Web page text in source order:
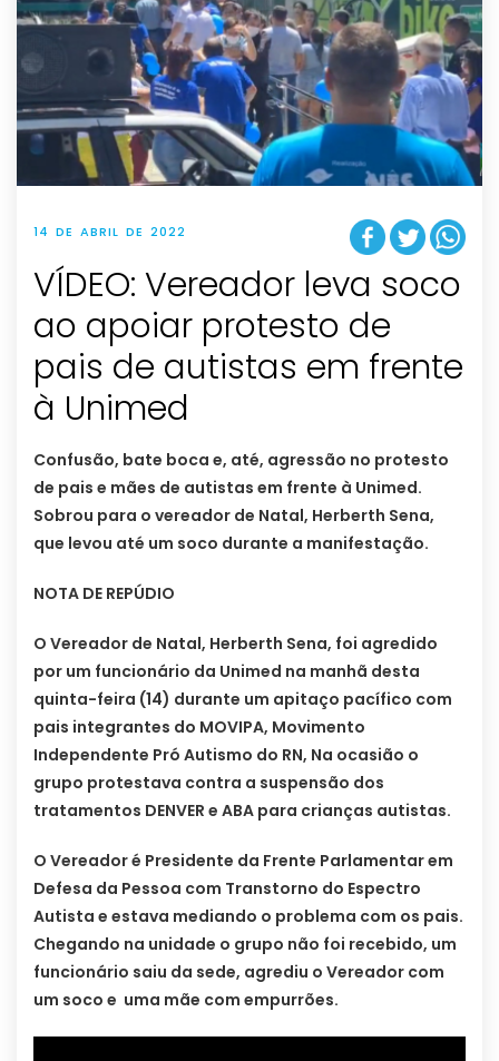
14 DE ABRIL DE 2022
VÍDEO: Vereador leva soco
ao apoiar protesto de
pais de autistas em frente
à Unimed
Confusão, bate boca e, até, agressão no protesto
de pais e mães de autistas em frente à Unimed.
Sobrou para o vereador de Natal, Herberth Sena,
que levou até um soco durante a manifestação.
NOTA DE REPÚDIO
O Vereador de Natal, Herberth Sena, foi agredido
por um funcionário da Unimed na manhã desta
quinta-feira (14) durante um apitaço pacífico com
pais integrantes do MOVIPA, Movimento
Independente Pró Autismo do RN, Na ocasião o
grupo protestava contra a suspensão dos
tratamentos DENVER e ABA para crianças autistas.
O Vereador é Presidente da Frente Parlamentar em
Defesa da Pessoa com Transtorno do Espectro
Autista e estava mediando o problema com os pais.
Chegando na unidade o grupo não foi recebido, um
funcionário saiu da sede, agrediu o Vereador com
um soco e uma mãe com empurrões.